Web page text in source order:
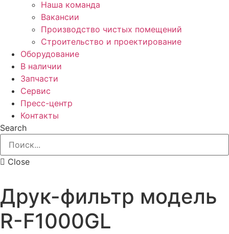
Наша команда
Вакансии
Производство чистых помещений
Строительство и проектирование
Оборудование
В наличии
Запчасти
Сервис
Пресс-центр
Контакты
Search
Close
Друк-фильтр модель
R-F1000GL